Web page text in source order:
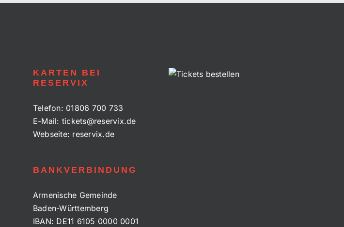
KARTEN BEI
RESERVIX
Telefon: 01806 700 733
E-Mail: tickets@reservix.de
Webseite: reservix.de
BANKVERBINDUNG
Armenische Gemeinde
Baden-Württemberg
IBAN: DE11 6105 0000 0001